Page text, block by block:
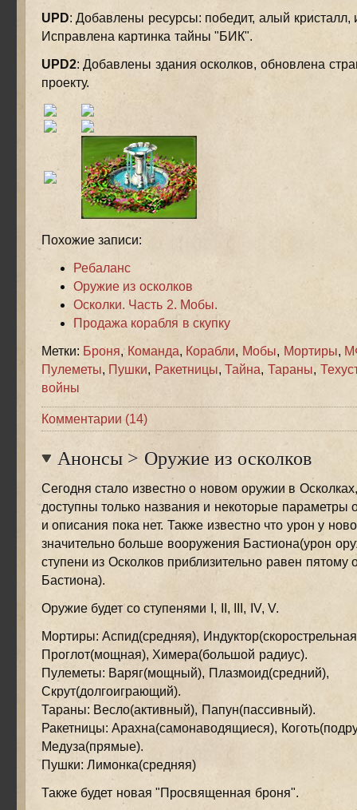
UPD: Добавлены ресурсы: победит, алый кристалл,
Исправлена картинка тайны "БИК".
UPD2: Добавлены здания осколков, обновлена
проекту.
Похожие записи:
Ребаланс
Оружие из осколков
Осколки. Часть 2. Мобы.
Продажа корабля в скупку
Метки: Броня, Команда, Корабли, Мобы, Мортиры,
Пулеметы, Пушки, Ракетницы,Тайна, Тараны,
войны
Комментарии (14)
Анонсы> Оружие из осколков
Сегодня стало известно о новом оружии в
доступны только названия и некоторые параметры
и описания пока нет. Также известно что урон у
значительно больше вооружения Бастиона(урон
ступени из Осколков приблизительно равен пятому
Бастиона).
Оружие будет со ступенями I, II, III, IV, V.
Мортиры: Аспид(средняя),
Проглот(мощная), Химера(большой радиус).
Пулеметы: Варяг(мощный), Плазмоид(средний),
Скрут(долгоиграющий).
Тараны: Весло(активный), Папун(пассивный).
Ракетницы: Арахна(самонаводящиеся),
Медуза(прямые).
Пушки: Лимонка(средняя)
Также будет новая "Просвященная броня".